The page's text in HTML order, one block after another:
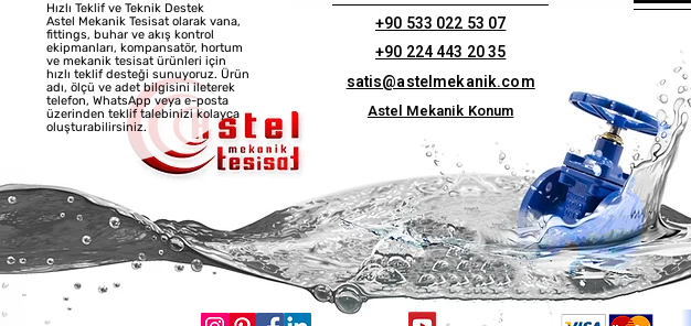
Hızlı Teklif ve Teknik Destek
Astel Mekanik Tesisat olarak vana,
fittings, buhar ve akış kontrol
ekipmanları, kompansatör, hortum
ve mekanik tesisat ürünleri için
hızlı teklif desteği sunuyoruz. Ürün
adı, ölçü ve adet bilgisini ileterek
telefon, WhatsApp veya e-posta
üzerinden teklif talebinizi kolayca
oluşturabilirsiniz.
+90 533 022 53 07
+90 224 443 20 35
satis@astelmekanik.com
Astel Mekanik Konum